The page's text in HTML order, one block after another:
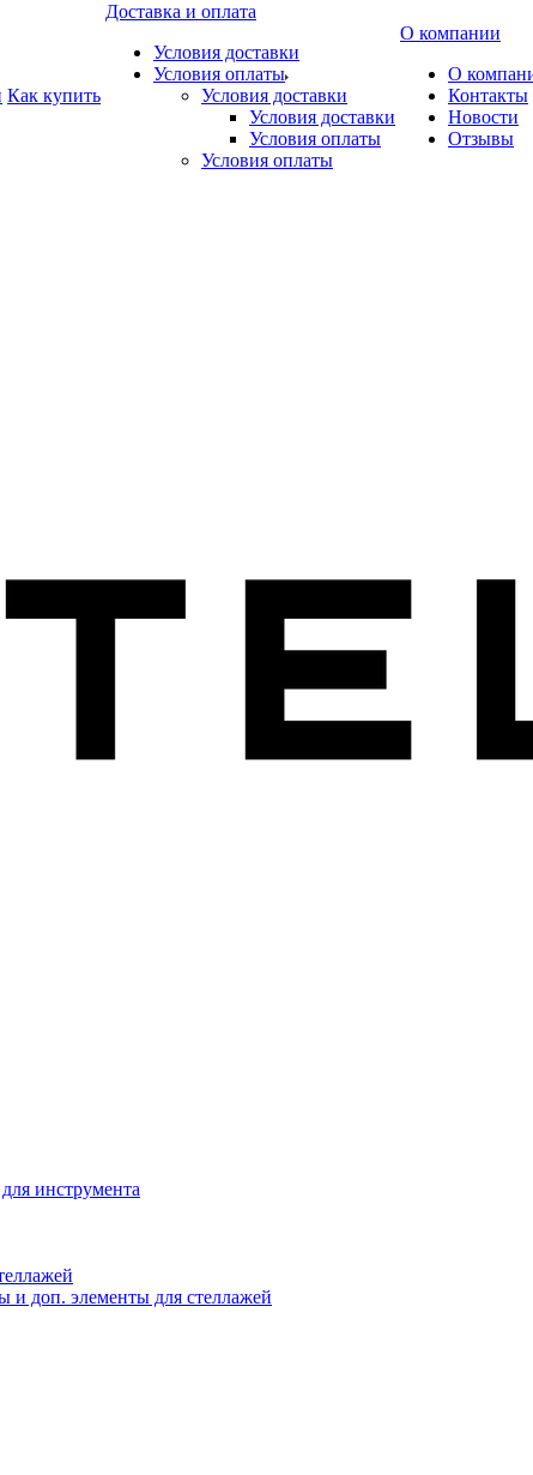
Как купить
Доставка и оплата
Условия доставки
Условия оплаты
Условия доставки
Условия доставки
Условия оплаты
Условия оплаты
О компании
О
Контакты
Новости
Отзывы
инструмента
и доп. элементы для стеллажей